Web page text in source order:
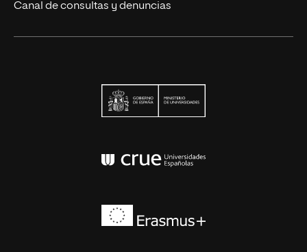
Canal de consultas y denuncias